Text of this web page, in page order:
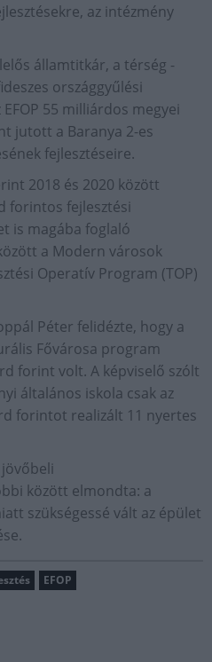
az intézmény
államtitkár, a térség -
országgyűlési
55 milliárdos megyei
jutott a Baranya 2-es
fejlesztéseire.
2018 és 2020 között
forintos fejlesztési
is magába foglaló
a Modern városok
Operatív Program (TOP)
Péter felidézte, hogy a
Fővárosa program
forint volt. A képviselő szólt
általános iskola csak az
forintot realizált 11 nyertes
között elmondta: a
szükségessé vált az épület
EFOP